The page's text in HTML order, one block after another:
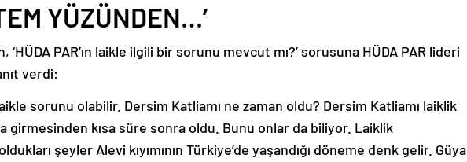
YÜZÜNDEN…’
‘HÜDA PAR’ın laikle ilgili bir sorunu mevcut mı?’ sorusuna HÜDA PAR lideri
verdi:
sorunu olabilir. Dersim Katliamı ne zaman oldu? Dersim Katliamı laiklik
girmesinden kısa süre sonra oldu. Bunu onlar da biliyor. Laiklik
şeyler Alevi kıyımının Türkiye’de yaşandığı döneme denk gelir. Güya